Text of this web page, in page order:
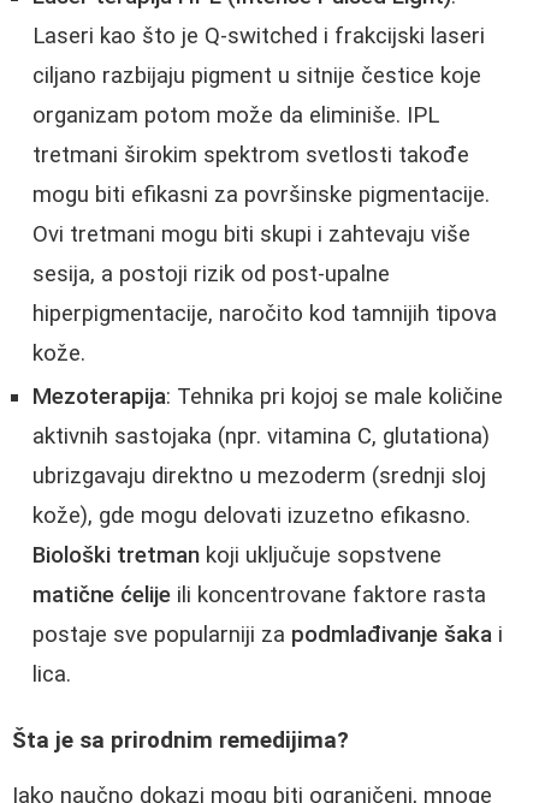
Laseri kao što je Q-switched i frakcijski laseri
ciljano razbijaju pigment u sitnije čestice koje
organizam potom može da eliminiše. IPL
tretmani širokim spektrom svetlosti takođe
mogu biti efikasni za površinske pigmentacije.
Ovi tretmani mogu biti skupi i zahtevaju više
sesija, a postoji rizik od post-upalne
hiperpigmentacije, naročito kod tamnijih tipova
kože.
Mezoterapija: Tehnika pri kojoj se male količine
aktivnih sastojaka (npr. vitamina C, glutationa)
ubrizgavaju direktno u mezoderm (srednji sloj
kože), gde mogu delovati izuzetno efikasno.
Biološki tretman koji uključuje sopstvene
matične ćelije ili koncentrovane faktore rasta
postaje sve popularniji za podmlađivanje šaka i
lica.
Šta je sa prirodnim remedijima?
Iako naučno dokazi mogu biti ograničeni, mnoge